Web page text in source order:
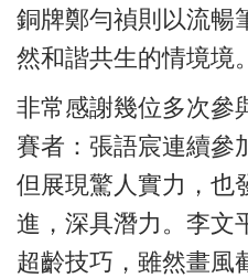
銅牌鄭勻禎則以流暢
然和諧共生的情境境。
非常感謝幾位多次參
賽者：張語宸連續參
但展現驚人實力，也
進，深具潛力。李文
超齡技巧，雖然畫風